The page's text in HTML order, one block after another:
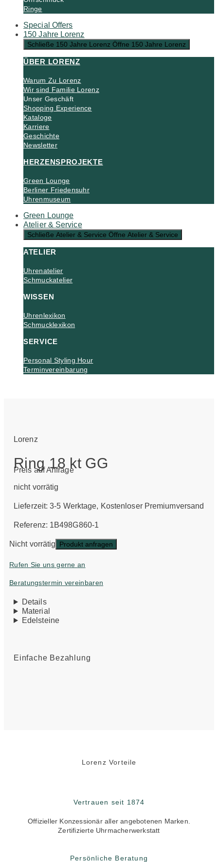
Ringe
Special Offers
150 Jahre Lorenz
Schließe 150 Jahre Lorenz Öffne 150 Jahre Lorenz
ÜBER LORENZ
Warum Zu Lorenz
Wir sind Familie Lorenz
Unser Geschäft
Shopping Experience
Kataloge
Karriere
Geschichte
Newsletter
HERZENSPROJEKTE
Green Lounge
Berliner Friedensuhr
Uhrenmuseum
Green Lounge
Atelier & Service
Schließe Atelier & Service Öffne Atelier & Service
ATELIER
Uhrenatelier
Schmuckatelier
WISSEN
Uhrenlexikon
Schmucklexikon
SERVICE
Personal Styling Hour
Terminvereinbarung
Lorenz
Ring 18 kt GG
Preis auf Anfrage
nicht vorrätig
Lieferzeit:3-5 Werktage, Kostenloser Premiumversand
Referenz: 1B498G860-1
Nicht vorrätig Produkt anfragen
Rufen Sie uns gerne an
Beratungstermin vereinbaren
Details
Material
Edelsteine
Einfache Bezahlung
Lorenz Vorteile
Vertrauen seit 1874
Offizieller Konzessionär aller angebotenen Marken.
Zertifizierte Uhrmacherwerkstatt
Persönliche Beratung